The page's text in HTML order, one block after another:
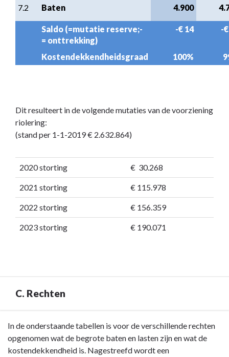
7.2 Baten 4.900
Saldo (=mutatie reserve;-
= onttrekking)
-€ 14 -
Kostendekkendheidsgraad 100%
Dit resulteert in de volgende mutaties van de voorziening
riolering:
(stand per 1-1-2019 € 2.632.864)
2020 storting € 30.268
2021 storting € 115.978
2022 storting € 156.359
2023 storting € 190.071
C. Rechten
Terug
naar
navigatie
In de onderstaande tabellen is voor de verschillende rechten
opgenomen wat de begrote baten en lasten zijn en wat de
kostendekkendheid is. Nagestreefd wordt een